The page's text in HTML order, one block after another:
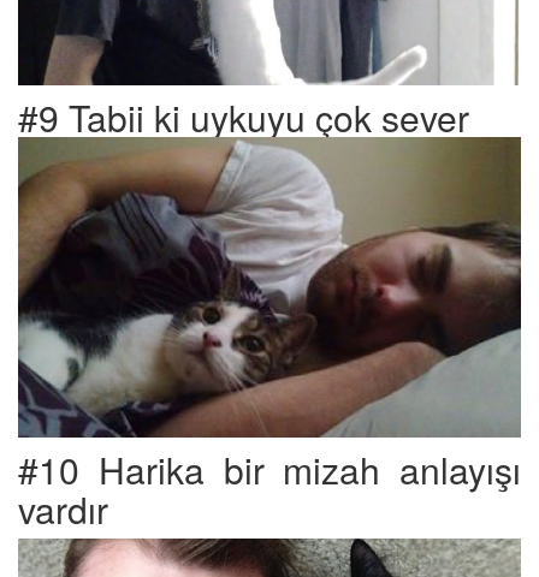
#9 Tabii ki uykuyu çok sever
#10 Harika bir mizah anlayışı
vardır